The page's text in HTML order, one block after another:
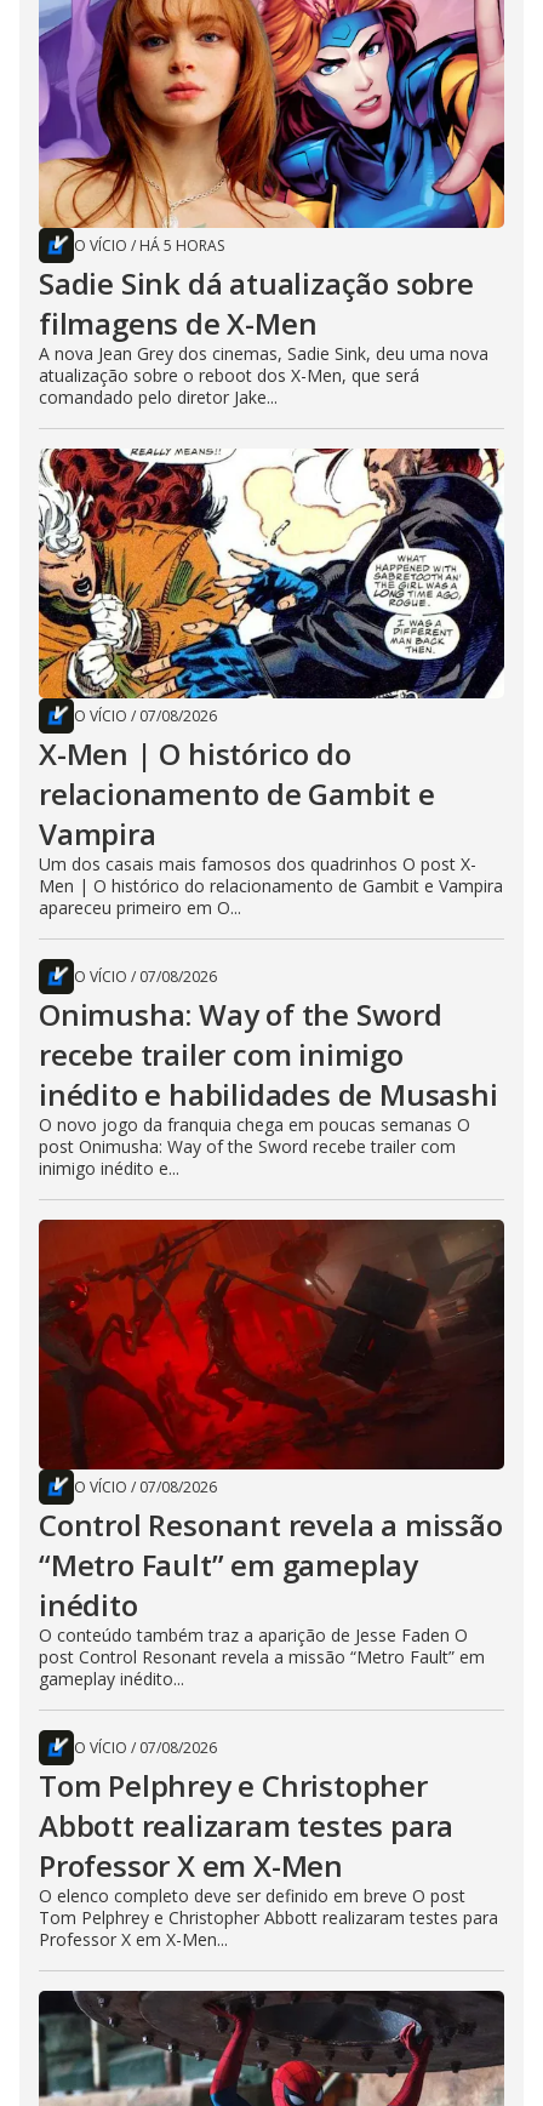
O VÍCIO / HÁ 5 HORAS
Sadie Sink dá atualização sobre
filmagens de X-Men
A nova Jean Grey dos cinemas, Sadie Sink, deu uma nova
atualização sobre o reboot dos X-Men, que será
comandado pelo diretor Jake...
O VÍCIO / 07/08/2026
X-Men | O histórico do
relacionamento de Gambit e
Vampira
Um dos casais mais famosos dos quadrinhos O post X-
Men | O histórico do relacionamento de Gambit e Vampira
apareceu primeiro em O...
O VÍCIO / 07/08/2026
Onimusha: Way of the Sword
recebe trailer com inimigo
inédito e habilidades de Musashi
O novo jogo da franquia chega em poucas semanas O
post Onimusha: Way of the Sword recebe trailer com
inimigo inédito e...
O VÍCIO / 07/08/2026
Control Resonant revela a missão
“Metro Fault” em gameplay
inédito
O conteúdo também traz a aparição de Jesse Faden O
post Control Resonant revela a missão “Metro Fault” em
gameplay inédito...
O VÍCIO / 07/08/2026
Tom Pelphrey e Christopher
Abbott realizaram testes para
Professor X em X-Men
O elenco completo deve ser definido em breve O post
Tom Pelphrey e Christopher Abbott realizaram testes para
Professor X em X-Men...